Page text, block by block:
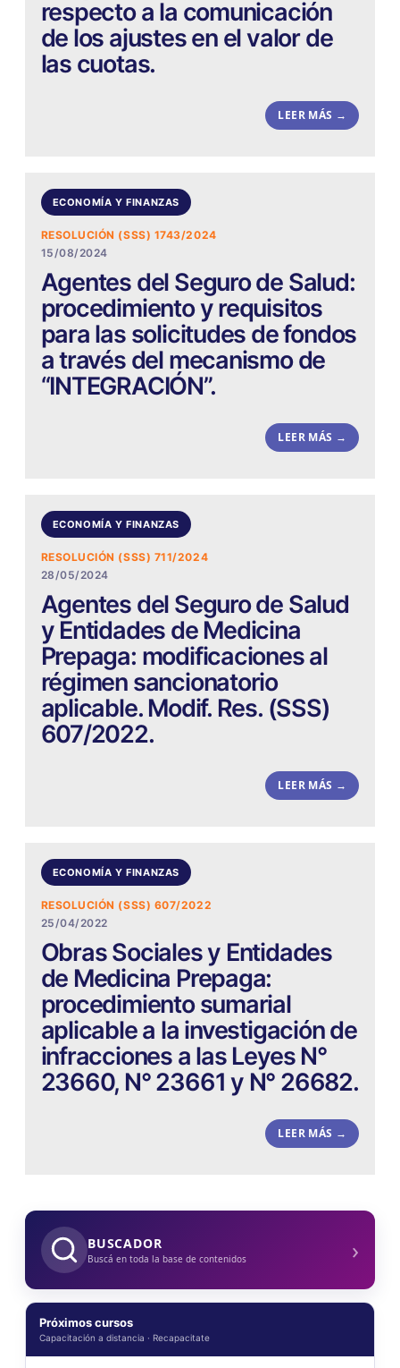
respecto a la comunicación
de los ajustes en el valor de
las cuotas.
LEER MÁS →
ECONOMÍA Y FINANZAS
RESOLUCIÓN (SSS) 1743/2024
15/08/2024
Agentes del Seguro de Salud:
procedimiento y requisitos
para las solicitudes de fondos
a través del mecanismo de
“INTEGRACIÓN”.
LEER MÁS →
ECONOMÍA Y FINANZAS
RESOLUCIÓN (SSS) 711/2024
28/05/2024
Agentes del Seguro de Salud
y Entidades de Medicina
Prepaga: modificaciones al
régimen sancionatorio
aplicable. Modif. Res. (SSS)
607/2022.
LEER MÁS →
ECONOMÍA Y FINANZAS
RESOLUCIÓN (SSS) 607/2022
25/04/2022
Obras Sociales y Entidades
de Medicina Prepaga:
procedimiento sumarial
aplicable a la investigación de
infracciones a las Leyes N°
23660, N° 23661 y N° 26682.
LEER MÁS →
BUSCADOR
Buscá en toda la base de contenidos ›
Próximos cursos
Capacitación a distancia · Recapacitate